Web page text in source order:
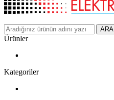
ARA
Ürünler
Kategoriler